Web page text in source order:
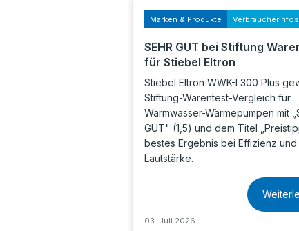
Marken & Produkte Verbraucherinfos
SEHR GUT bei Stiftung
für Stiebel Eltron
Stiebel Eltron WWK-I 300 Plus
Stiftung-Warentest-Vergleich für
Warmwasser-Wärmepumpen mit
GUT" (1,5) und dem Titel
bestes Ergebnis bei Effizienz und
Lautstärke.
03. Juli 2026